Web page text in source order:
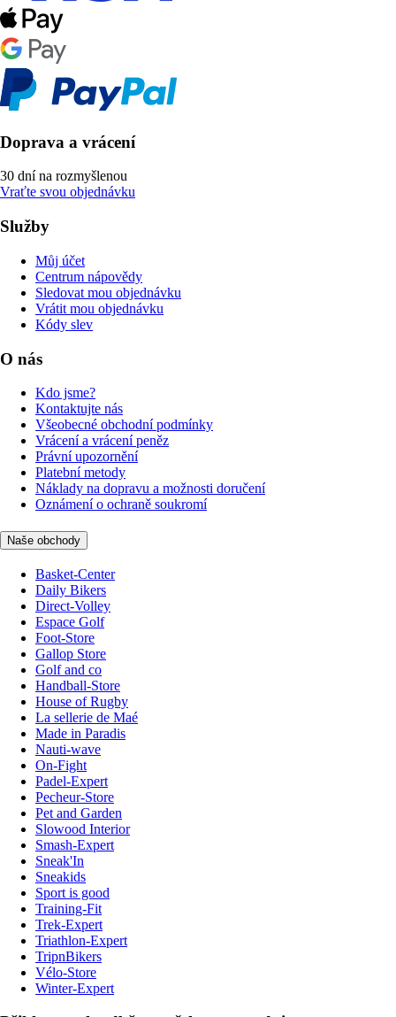
Doprava a vrácení
30 dní na rozmyšlenou
Vraťte svou objednávku
Služby
Můj účet
Centrum nápovědy
Sledovat mou objednávku
Vrátit mou objednávku
Kódy slev
O nás
Kdo jsme?
Kontaktujte nás
Všeobecné obchodní podmínky
Vrácení a vrácení peněz
Právní upozornění
Platební metody
Náklady na dopravu a možnosti doručení
Oznámení o ochraně soukromí
Naše obchody
Basket-Center
Daily Bikers
Direct-Volley
Espace Golf
Foot-Store
Gallop Store
Golf and co
Handball-Store
House of Rugby
La sellerie de Maé
Made in Paradis
Nauti-wave
On-Fight
Padel-Expert
Pecheur-Store
Pet and Garden
Slowood Interior
Smash-Expert
Sneak'In
Sneakids
Sport is good
Training-Fit
Trek-Expert
Triathlon-Expert
TripnBikers
Vélo-Store
Winter-Expert